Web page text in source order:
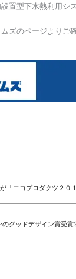
置型下水熱利用シ
ズのページよりご
「エコプロダクツ２０
のグッドデザイン賞受賞